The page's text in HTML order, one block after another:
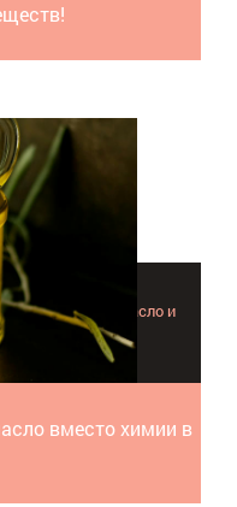
вместо химии в
апельсиновое масло и
быту.